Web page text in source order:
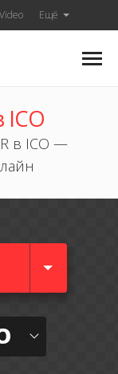
Ещё
ICO
в ICO —